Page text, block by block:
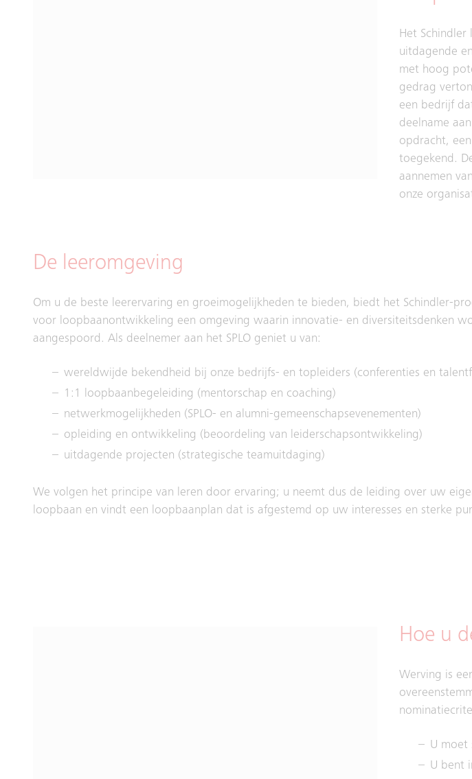
Het
uitdagende
met hoog
gedrag
een bedrijf
deelname
opdracht,
toegekend.
aannemen
onze
De leeromgeving
Om u de beste leerervaring en groeimogelijkheden te bieden, biedt het Schindler-
voor loopbaanontwikkeling een omgeving waarin innovatie- en diversiteitsdenken
aangespoord. Als deelnemer aan het SPLO geniet u van:
wereldwijde bekendheid bij onze bedrijfs- en topleiders (conferenties en
1:1 loopbaanbegeleiding (mentorschap en coaching)
netwerkmogelijkheden (SPLO- en alumni-gemeenschapsevenementen)
opleiding en ontwikkeling (beoordeling van leiderschapsontwikkeling)
uitdagende projecten (strategische teamuitdaging)
We volgen het principe van leren door ervaring; u neemt dus de leiding over uw
loopbaan en vindt een loopbaanplan dat is afgestemd op uw interesses en sterke
Hoe u
Werving is
U moet
U bent